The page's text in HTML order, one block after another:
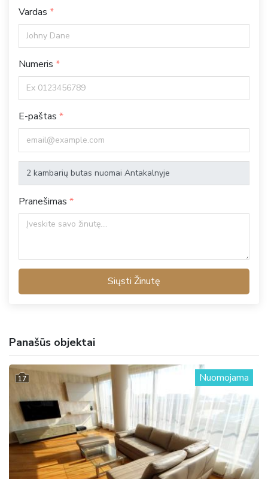
Vardas
Numeris
E-paštas
Pranešimas
Siųsti Žinutę
Panašūs objektai
17 Nuomojama